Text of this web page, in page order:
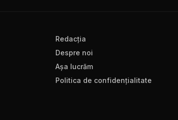
Redacţia
Despre noi
Aşa lucrăm
Politica de confidenţialitate